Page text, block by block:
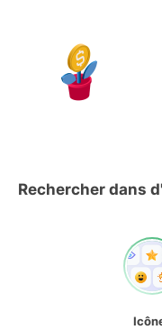
Rechercher dans